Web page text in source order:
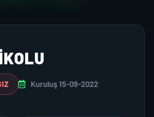
Kuruluş 15-09-2022